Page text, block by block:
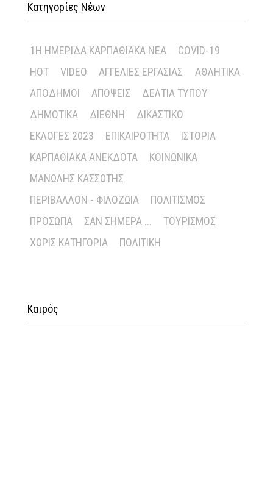
Κατηγορίες Νέων
1Η ΗΜΕΡΊΔΑ ΚΑΡΠΑΘΙΑΚΆ ΝΈΑ
COVID-19
HOT
VIDEO ΑΓΓΕΛΊΕΣ ΕΡΓΑΣΊΑΣ
ΑΘΛΗΤΙΚΆ
ΑΠΌΔΗΜΟΙ
ΑΠΌΨΕΙΣ
ΔΕΛΤΊΑ ΤΎΠΟΥ
ΔΗΜΟΤΙΚΆ
ΔΙΕΘΝΉ
ΔΙΚΑΣΤΙΚΌ
ΕΚΛΟΓΈΣ 2023
ΕΠΙΚΑΙΡΌΤΗΤΑ
ΙΣΤΟΡΊΑ
ΚΑΡΠΑΘΙΑΚΆ ΑΝΈΚΔΟΤΑ
ΚΟΙΝΩΝΙΚΆ
ΜΑΝΏΛΗΣ ΚΑΣΣΏΤΗΣ
ΠΕΡΙΒΆΛΛΟΝ - ΦΙΛΟΖΩΊΑ
ΠΟΛΙΤΙΣΜΌΣ
ΠΡΌΣΩΠΑ
ΣΑΝ ΣΉΜΕΡΑ ...
ΤΟΥΡΙΣΜΌΣ
ΧΩΡΊΣ ΚΑΤΗΓΟΡΊΑ
ΠΟΛΙΤΙΚΉ
Καιρός